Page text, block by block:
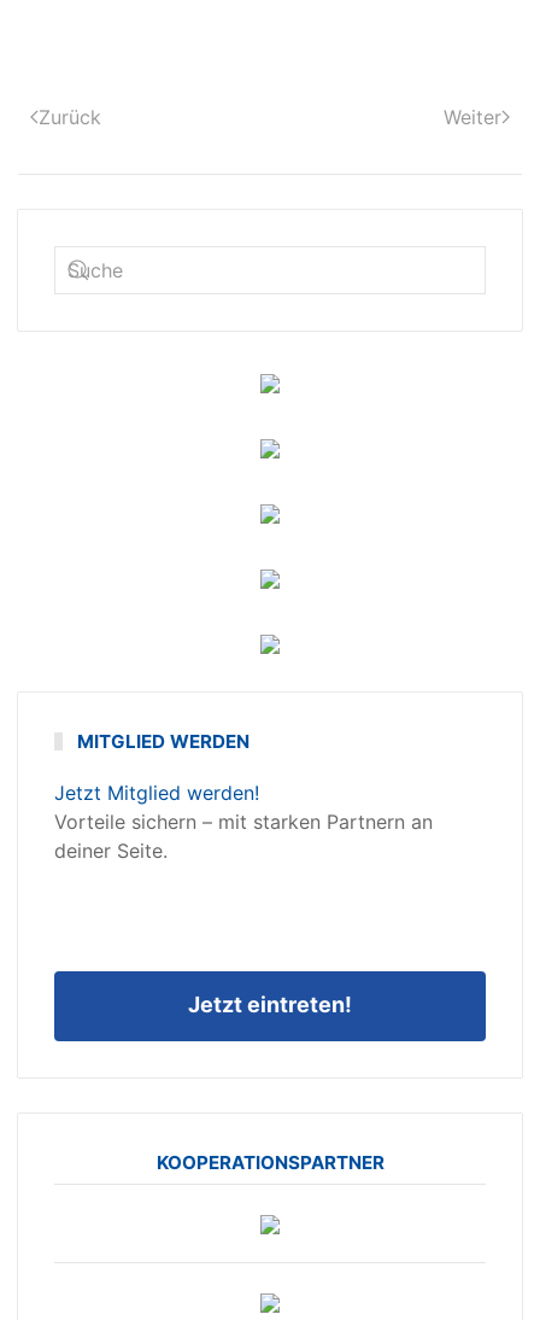
Zurück Weiter
MITGLIED WERDEN
Jetzt Mitglied werden!
Vorteile sichern – mit starken Partnern an
deiner Seite.
Jetzt eintreten!
KOOPERATIONSPARTNER